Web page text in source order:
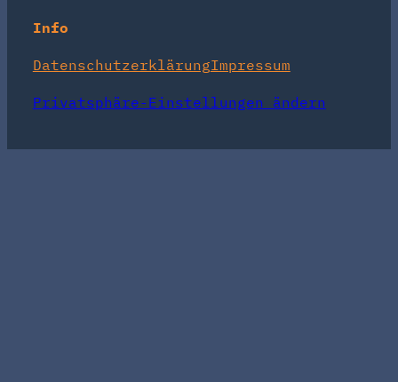
Info
DatenschutzerklärungImpressum
Privatsphäre-Einstellungen ändern